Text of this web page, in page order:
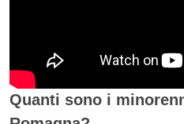
Quanti sono i